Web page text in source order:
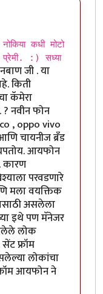
byमदनबाण
कधी मोटो
:) सध्या
जी . या
किती
कॅमेरा
? नवीन फोन
, oppo vivo
चायनीज ब्रँड
आयफोन
कारण
परवडणारे
मला वयक्तिक
असलेला
इथे पण मॅनेजर
लोक
फ्रॉम
लोकांचा
आयफोन ने